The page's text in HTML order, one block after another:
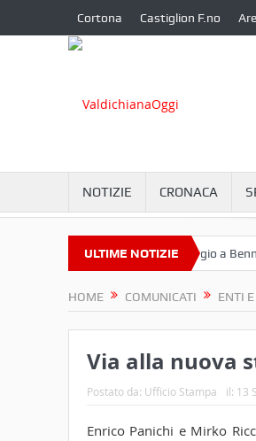
Cortona Castiglion F.no
NOTIZIE CRONACA
ULTIME NOTIZIE
a Camucia? Omaggio a Benny
HOME COMUNICATI ENTI
Via alla nuova
Postato da: Ufficio Stampa il: 13
Enrico Panichi​ e Mirko